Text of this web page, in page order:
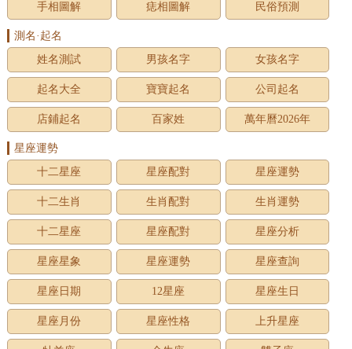
手相圖解 痣相圖解 民俗預測
測名·起名
姓名測試
男孩名字 女孩名字
起名大全 寶寶起名 公司起名
店鋪起名 百家姓 萬年曆2026年
星座運勢
十二星座
星座配對 星座運勢
十二生肖 生肖配對 生肖運勢
十二星座 星座配對 星座分析
星座星象 星座運勢 星座查詢
星座日期 12星座 星座生日
星座月份 星座性格 上升星座